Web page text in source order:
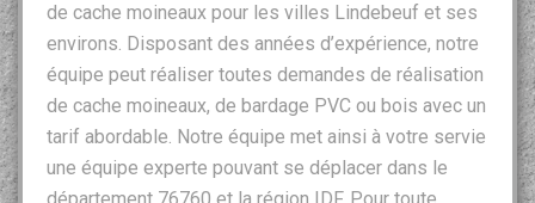
de cache moineaux pour les villes Lindebeuf et ses
environs. Disposant des années d’expérience, notre
équipe peut réaliser toutes demandes de réalisation
de cache moineaux, de bardage PVC ou bois avec un
tarif abordable. Notre équipe met ainsi à votre servie
une équipe experte pouvant se déplacer dans le